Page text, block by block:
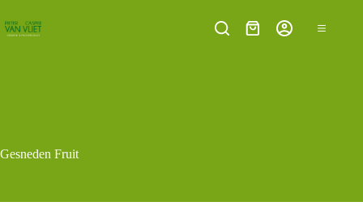
naar
de
Winkelwagen
Gesneden Fruit